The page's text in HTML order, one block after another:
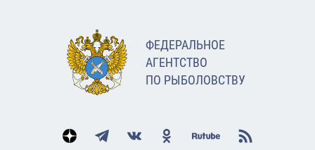
ФЕДЕРАЛЬНОЕ
АГЕНТСТВО
ПО РЫБОЛОВСТВУ